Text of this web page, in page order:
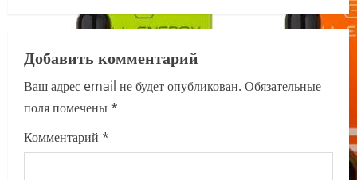
v
i
g
a
Добавить комментарий
Ваш адрес email не будет опубликован. Обязательные
поля помечены*
Комментарий *